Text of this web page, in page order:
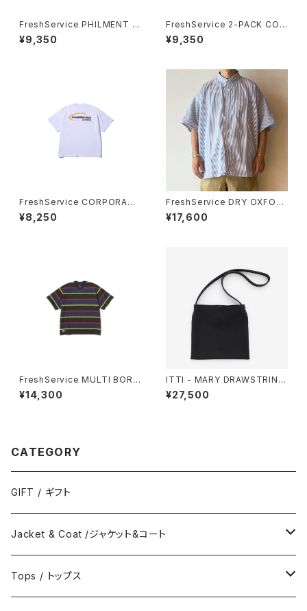
FreshService PHILMENT F
S TF WALLET
¥9,350
FreshService 2-PACK COR
PORATE S/S TEE
¥9,350
FreshService CORPORATE
PRINTED S/S TEE “DISPAT
CH”
¥8,250
FreshService DRY OXFOR
D CORPORATE S/S B.D SHI
RT
¥17,600
FreshService MULTI BORD
ER S/S TEE
¥14,300
ITTI - MARY DRAWSTRING
S POUCH - PM
¥27,500
CATEGORY
GIFT / ギフト
Jacket & Coat /ジャケット&コート
Jacket / ジャケット
Tops / トップス